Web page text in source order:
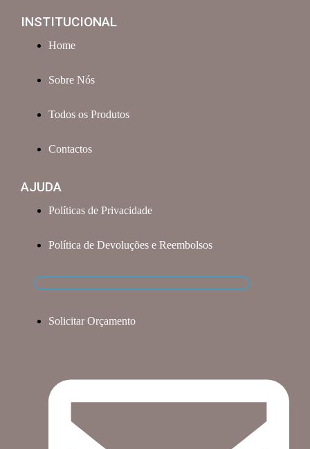
INSTITUCIONAL
Home
Sobre Nós
Todos os Produtos
Contactos
AJUDA
Políticas de Privacidade
Política de Devoluções e Reembolsos
Solicitar Orçamento